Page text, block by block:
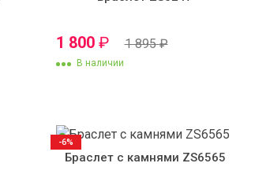
1 800 ₽ 1 895₽
В наличии
Браслет с камнями ZS6565
-6%